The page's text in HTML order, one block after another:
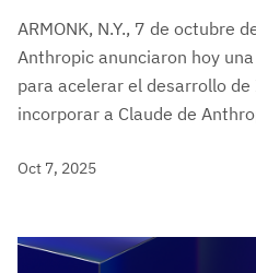
ARMONK, N.Y., 7 de octubre
Anthropic anunciaron hoy
para acelerar el desarrollo
incorporar a Claude de
Oct 7, 2025